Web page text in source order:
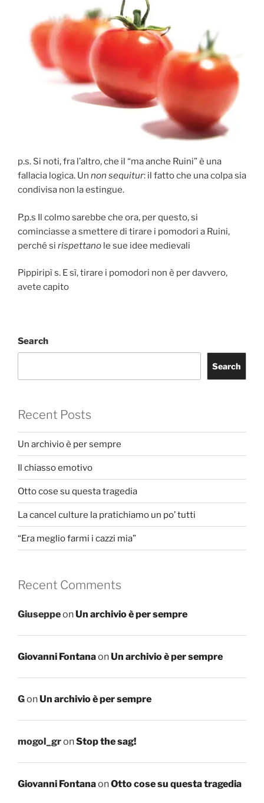
p.s. Si noti, fra l’altro, che il “ma anche Ruini” è una
fallacia logica. Un non sequitur: il fatto che una colpa sia
condivisa non la estingue.
P.p.s Il colmo sarebbe che ora, per questo, si
cominciasse a smettere di tirare i pomodori a Ruini,
perché si rispettano le sue idee medievali
Pippiripì s. E sì, tirare i pomodori non è per davvero,
avete capito
Search
Search
Recent Posts
Un archivio è per sempre
Il chiasso emotivo
Otto cose su questa tragedia
La cancel culture la pratichiamo un po’ tutti
“Era meglio farmi i cazzi mia”
Recent Comments
GiuseppeonUn archivio è per sempre
Giovanni FontanaonUn archivio è per sempre
GonUn archivio è per sempre
mogol_gronStop the sag!
Giovanni FontanaonOtto cose su questa tragedia